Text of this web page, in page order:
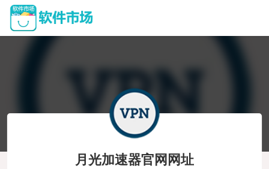
月光加速器官网网址